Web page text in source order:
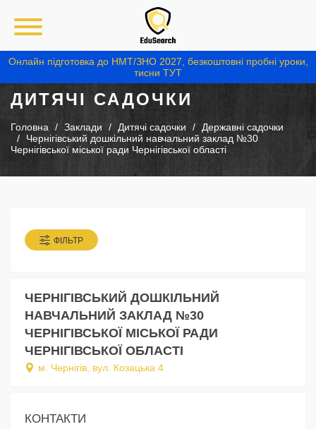
Онлайн підготовка до НМТ/ЗНО 2027, безкоштовні пробні уроки,
тисни ТУТ
ДИТЯЧІ САДОЧКИ
Головна Заклади Дитячі садочки
Державні садочки
Чернігівський дошкільний навчальний заклад №30
Чернігівської міської ради Чернігівської області
ФІЛЬТР
ЧЕРНІГІВСЬКИЙ ДОШКІЛЬНИЙ
НАВЧАЛЬНИЙ ЗАКЛАД №30
ЧЕРНІГІВСЬКОЇ МІСЬКОЇ РАДИ
ЧЕРНІГІВСЬКОЇ ОБЛАСТІ
м. Чернігів, вул. Козацька 4
КОНТАКТИ